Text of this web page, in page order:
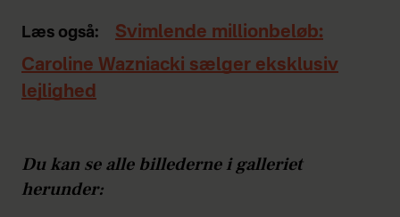
Læs også:
Svimlende millionbeløb:
Caroline Wazniacki sælger eksklusiv
lejlighed
Du kan se alle billederne i galleriet
herunder: